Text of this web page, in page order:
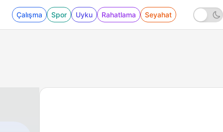
Çalışma Spor Uyku Rahatlama Seyahat